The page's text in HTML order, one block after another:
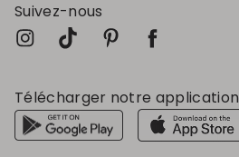
Suivez-nous
Télécharger notre application